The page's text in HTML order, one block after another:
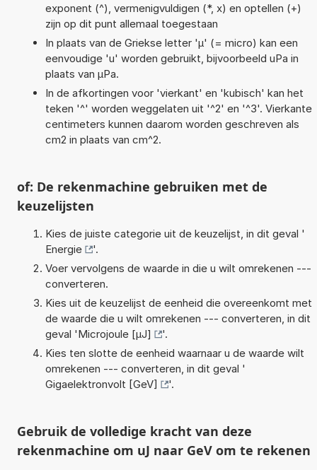
exponent (^), vermenigvuldigen (*, x) en optellen (+)
zijn op dit punt allemaal toegestaan
In plaats van de Griekse letter 'µ' (= micro) kan een
eenvoudige 'u' worden gebruikt, bijvoorbeeld uPa in
plaats van µPa.
In de afkortingen voor 'vierkant' en 'kubisch' kan het
teken '^' worden weggelaten uit '^2' en '^3'. Vierkante
centimeters kunnen daarom worden geschreven als
cm2 in plaats van cm^2.
of: De rekenmachine gebruiken met de
keuzelijsten
Kies de juiste categorie uit de keuzelijst, in dit geval '
Energie
'.
Voer vervolgens de waarde in die u wilt omrekenen ---
converteren.
Kies uit de keuzelijst de eenheid die overeenkomt met
de waarde die u wilt omrekenen --- converteren, in dit
geval 'Microjoule [µJ]
'.
Kies ten slotte de eenheid waarnaar u de waarde wilt
omrekenen --- converteren, in dit geval '
Gigaelektronvolt [GeV]
'.
Gebruik de volledige kracht van deze
rekenmachine om uJ naar GeV om te rekenen